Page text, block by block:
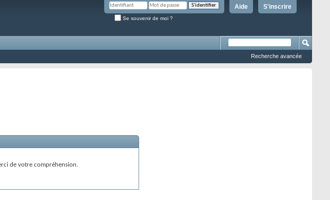
S'inscrire
Aide
Se souvenir de moi ?
Recherche avancée
de votre compréhension.